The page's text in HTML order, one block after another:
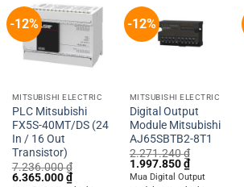
-12%
MITSUBISHI ELECTRIC
PLC Mitsubishi
FX5S-40MT/DS (24
In / 16 Out
Transistor)
7.236.000₫
Original
6.365.000₫Current
-12%
MITSUBISHI ELECTRIC
Digital Output
Module Mitsubishi
AJ65SBTB2-8T1
2.271.240₫
Original
price
was:
1.997.850₫Current
price
is:
Mua Digital Output